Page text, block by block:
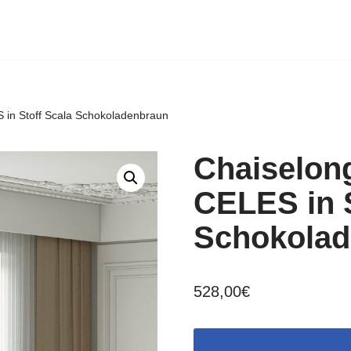
in Stoff Scala Schokoladenbraun
CELES in
528,00€